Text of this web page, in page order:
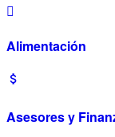
Alimentación
Asesores y